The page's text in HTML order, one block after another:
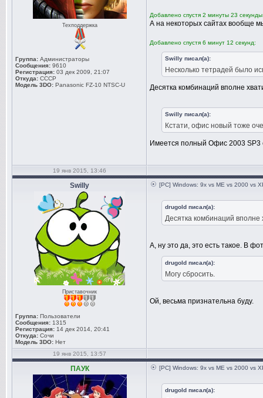
Техподдержка
Группа: Администраторы
Сообщения: 9610
Регистрация: 03 дек 2009, 21:07
Откуда: СССР
Модель 3DO: Panasonic FZ-10 NTSC-U
Добавлено спустя 2 минуты 23
А на некоторых сайтах вообще
Добавлено спустя 6 минут 12 секунд:
Swilly писал(а):
Несколько тетрадей было
Десятка комбинаций вполне
Swilly писал(а):
Кстати, офис новый тоже
Имеется полный Офис 2003 SP3
19 янв 2015, 13:46
Swilly
Приставочник
Группа: Пользователи
Сообщения: 1315
Регистрация: 14 дек 2014, 20:41
Откуда: Сочи
Модель 3DO: Нет
[PC] Windows: 9x vs ME vs 2000 vs
drugold писал(а):
Десятка комбинаций вполне
А, ну это да, это есть такое. В
drugold писал(а):
Могу сбросить.
Ой, весьма признательна буду.
19 янв 2015, 13:57
ПАУК [PC] Windows: 9x vs ME vs 2000 vs
drugold писал(а):